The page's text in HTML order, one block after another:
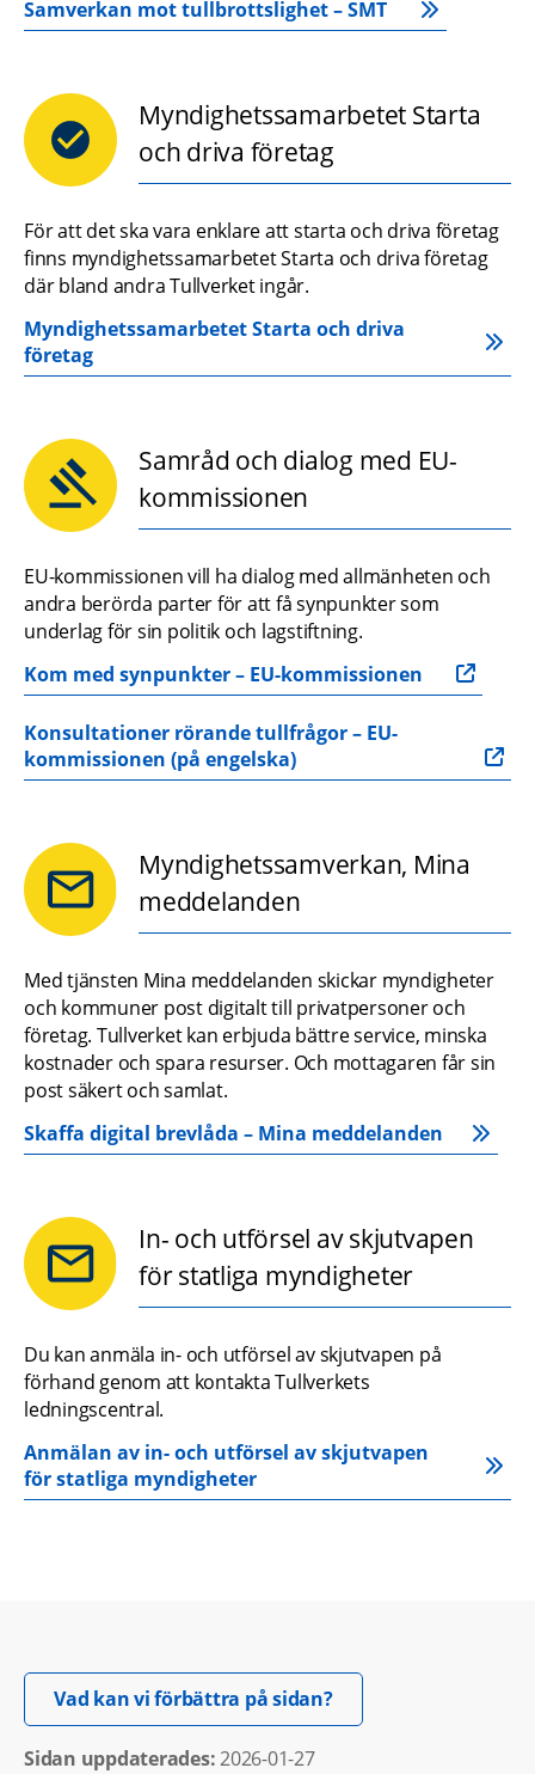
Samverkan mot tullbrottslighet – SMT
Myndighetssamarbetet Starta
och driva företag
För att det ska vara enklare att starta och driva företag
finns myndighetssamarbetet Starta och driva företag
där bland andra Tullverket ingår.
Myndighetssamarbetet Starta och driva
företag
Samråd och dialog med EU-
kommissionen
EU-kommissionen vill ha dialog med allmänheten och
andra berörda parter för att få synpunkter som
underlag för sin politik och lagstiftning.
Kom med synpunkter – EU-kommissionen
Konsultationer rörande tullfrågor – EU-
kommissionen (på engelska)
Myndighetssamverkan, Mina
meddelanden
Med tjänsten Mina meddelanden skickar myndigheter
och kommuner post digitalt till privatpersoner och
företag. Tullverket kan erbjuda bättre service, minska
kostnader och spara resurser. Och mottagaren får sin
post säkert och samlat.
Skaffa digital brevlåda – Mina meddelanden
In- och utförsel av skjutvapen
för statliga myndigheter
Du kan anmäla in- och utförsel av skjutvapen på
förhand genom att kontakta Tullverkets
ledningscentral.
Anmälan av in- och utförsel av skjutvapen
för statliga myndigheter
Vad kan vi förbättra på sidan?Öppnas i nytt fönster.
Sidan uppdaterades: 2026-01-27